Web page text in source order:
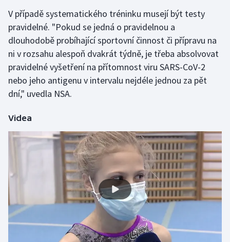
Krasobruslení
Lezení
Lyže a snowboard
Moderní pětiboj
Motorsport
Olympijské hry
Plážový volejbal
V případě systematického tréninku musejí být testy
pravidelné. "Pokud se jedná o pravidelnou a
dlouhodobě probíhající sportovní činnost či přípravu na
ni v rozsahu alespoň dvakrát týdně, je třeba absolvovat
pravidelné vyšetření na přítomnost viru SARS-CoV-2
nebo jeho antigenu v intervalu nejdéle jednou za pět
dní," uvedla NSA.
Videa